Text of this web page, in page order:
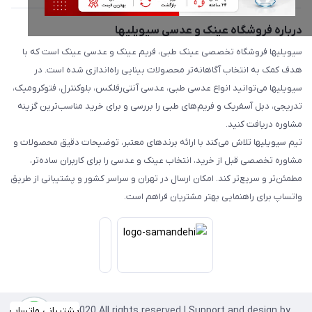
درباره فروشگاه عینک و عدسی سیویلیها
سیویلیها فروشگاه تخصصی عینک طبی، فریم عینک و عدسی عینک است که با
هدف کمک به انتخاب آگاهانه‌تر محصولات بینایی راه‌اندازی شده است. در
سیویلیها می‌توانید انواع عدسی طبی، عدسی آنتی‌رفلکس، بلوکنترل، فتوکرومیک،
تدریجی، دبل آسفریک و فریم‌های طبی را بررسی و برای خرید مناسب‌ترین گزینه
مشاوره دریافت کنید.
تیم سیویلیها تلاش می‌کند با ارائه برندهای معتبر، توضیحات دقیق محصولات و
مشاوره تخصصی قبل از خرید، انتخاب عینک و عدسی را برای کاربران ساده‌تر،
مطمئن‌تر و سریع‌تر کند. امکان ارسال در تهران و سراسر کشور و پشتیبانی از طریق
واتساپ برای راهنمایی بهتر مشتریان فراهم است.